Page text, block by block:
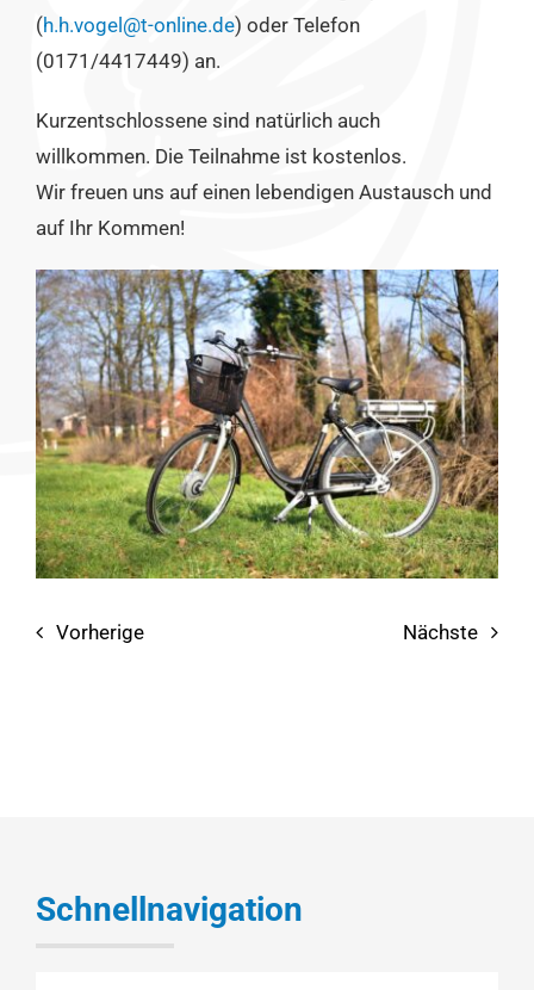
(h.h.vogel@t-online.de) oder Telefon
(0171/4417449) an.
Kurzentschlossene sind natürlich auch
willkommen. Die Teilnahme ist kostenlos.
Wir freuen uns auf einen lebendigen Austausch und
auf Ihr Kommen!
Vorherige Nächste
Schnellnavigation